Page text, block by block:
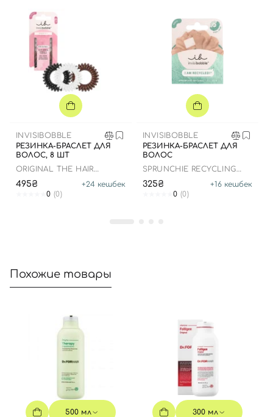
INVISIBOBBLE
РЕЗИНКА-БРАСЛЕТ ДЛЯ
ВОЛОС, 8 ШТ
ORIGINAL THE HAIR
495₴ +24 кешбек
0 (0)
INVISIBOBBLE
РЕЗИНКА-БРАСЛЕТ ДЛЯ
ВОЛОС
SPRUNCHIE RECYCLING
325₴ +16 кешбек
0 (0)
Похожие товары
500 мл 300 мл
Регистрация
Номер телефона
Отправляя форму для авторизации/регистрации, вы
Далее